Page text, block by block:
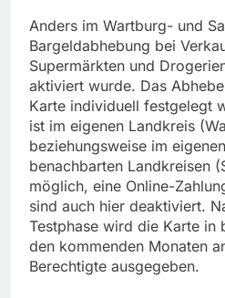
Anders im Wartburg- und
Bargeldabhebung bei
Supermärkten und
aktiviert wurde. Das
Karte individuell festgelegt
ist im eigenen Landkreis
beziehungsweise im
benachbarten Landkreisen
möglich, eine Online-
sind auch hier deaktiviert.
Testphase wird die Karte in
den kommenden Monaten
Berechtigte ausgegeben.